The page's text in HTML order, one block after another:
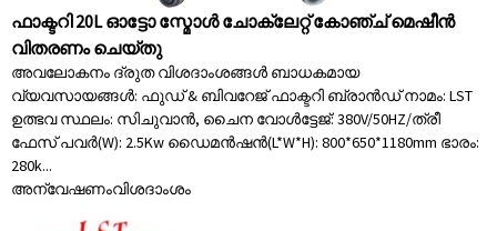
ഫാക്ടറി 20L ഓട്ടോ സ്മോൾ ചോക്ലേറ്റ് കോഞ്ച് മെഷീൻ
വിതരണം ചെയ്തു
അവലോകനം ദ്രുത വിശദാംശങ്ങൾ ബാധകമായ
വ്യവസായങ്ങൾ: ഫുഡ് & ബിവറേജ് ഫാക്ടറി ബ്രാൻഡ് നാമം: LST
ഉത്ഭവ സ്ഥലം: സിചുവാൻ, ചൈന വോൾട്ടേജ്: 380V/50HZ/ത്രീ
ഫേസ് പവർ(W): 2.5Kw ഡൈമൻഷൻ(L*W*H): 800*650*1180mm ഭാരം:
280k...
അന്വേഷണംവിശദാംശം